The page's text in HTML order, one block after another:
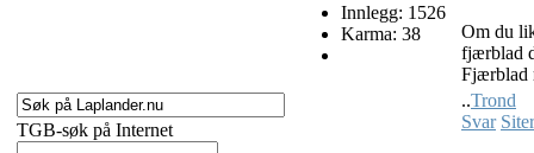
TGB-søk på Internet
Innlegg: 1526
Karma: 38
Om du
fjærblad
Fjærblad
..Trond
Svar Siter